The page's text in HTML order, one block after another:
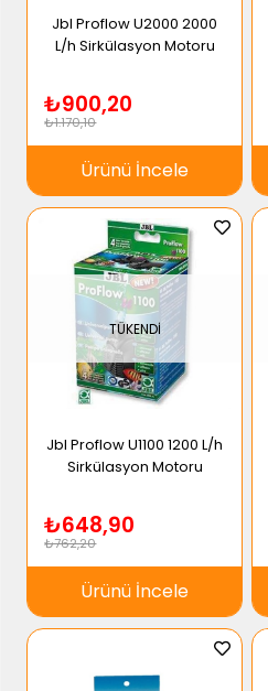
Jbl Proflow U2000 2000
L/h Sirkülasyon Motoru
₺900,20
₺1.170,10
Ürünü İncele
TÜKENDI
Jbl Proflow U1100 1200 L/h
Sirkülasyon Motoru
₺648,90
₺762,20
Ürünü İncele